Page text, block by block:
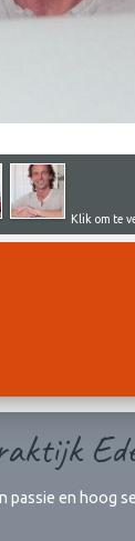
Klik om te
passie en hoog